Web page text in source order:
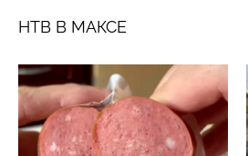
НТВ В МАКСЕ